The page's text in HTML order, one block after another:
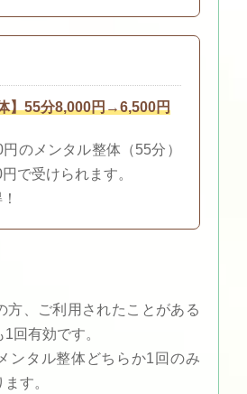
】55分8,000円→6,500円
のメンタル整体（55分）
で受けられます。
方、ご利用されたことがある
回有効です。
ンタル整体どちらか1回のみ
す。